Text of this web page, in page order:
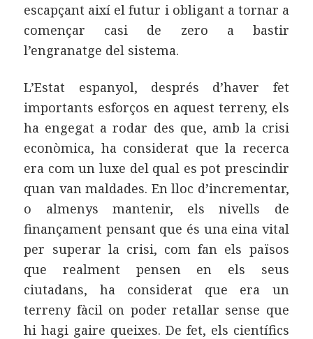
escapçant així el futur i obligant a tornar a
començar casi de zero a bastir
l’engranatge del sistema.
L’Estat espanyol, després d’haver fet
importants esforços en aquest terreny, els
ha engegat a rodar des que, amb la crisi
econòmica, ha considerat que la recerca
era com un luxe del qual es pot prescindir
quan van maldades. En lloc d’incrementar,
o almenys mantenir, els nivells de
finançament pensant que és una eina vital
per superar la crisi, com fan els països
que realment pensen en els seus
ciutadans, ha considerat que era un
terreny fàcil on poder retallar sense que
hi hagi gaire queixes. De fet, els científics